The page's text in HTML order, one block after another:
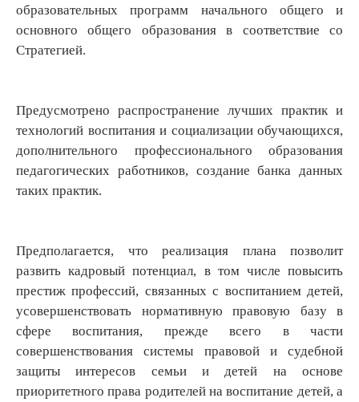
образовательных программ начального общего и
основного общего образования в соответствие со
Стратегией.
Предусмотрено распространение лучших практик и
технологий воспитания и социализации обучающихся,
дополнительного профессионального образования
педагогических работников, создание банка данных
таких практик.
Предполагается, что реализация плана позволит
развить кадровый потенциал, в том числе повысить
престиж профессий, связанных с воспитанием детей,
усовершенствовать нормативную правовую базу в
сфере воспитания, прежде всего в части
совершенствования системы правовой и судебной
защиты интересов семьи и детей на основе
приоритетного права родителей на воспитание детей, а